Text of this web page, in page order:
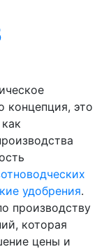
концепция, это
удобрения.
производству
которая
цены и